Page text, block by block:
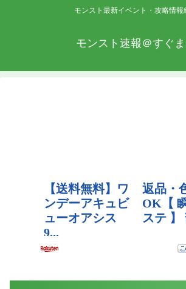
モンスト最新イベント・攻略情報
モンスト速報＠すぐま